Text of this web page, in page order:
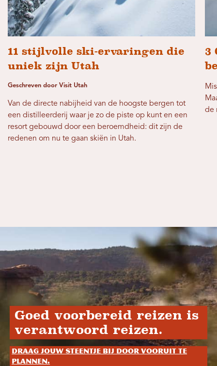
11 stijlvolle ski-ervaringen die
uniek zijn Utah
Geschreven door Visit Utah
Van de directe nabijheid van de hoogste bergen tot
een distilleerderij waar je zo de piste op kunt en een
resort gebouwd door een beroemdheid: dit zijn de
redenen om nu te gaan skiën in Utah.
3
de
Goed voorbereid reizen is
verantwoord reizen.
Draag jouw steentje bij door vooruit te
plannen.